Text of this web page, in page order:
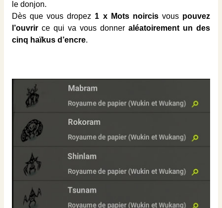
le donjon.
Dès que vous dropez 1 x Mots noircisvous pouvez
l’ouvrir ce qui va vous donner aléatoirement un des
cinq haïkus d’encre.